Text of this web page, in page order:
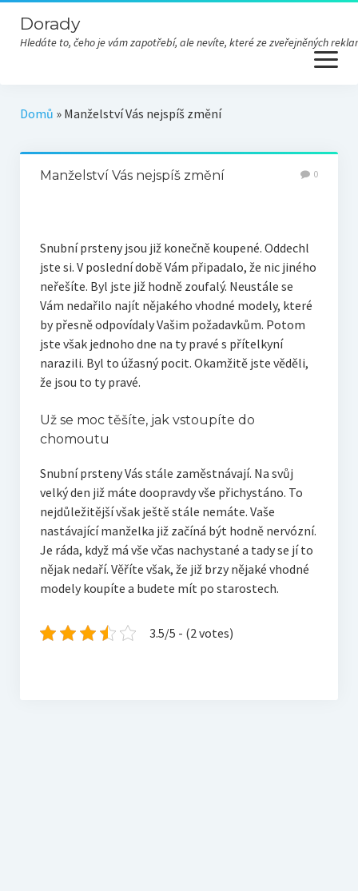
Dorady
Hledáte to, čeho je vám zapotřebí, ale nevíte, které ze zveřejněných
open
menu
Domů » Manželství Vás nejspíš změní
Manželství Vás nejspíš změní 0
Snubní prstenyjsou již konečně koupené. Oddechl
jste si. V poslední době Vám připadalo, že nic jiného
neřešíte. Byl jste již hodně zoufalý. Neustále se
Vám nedařilo najít nějakého vhodné modely, které
by přesně odpovídaly Vašim požadavkům. Potom
jste však jednoho dne na ty pravé s přítelkyní
narazili. Byl to úžasný pocit. Okamžitě jste věděli,
že jsou to ty pravé.
Už se moc těšíte, jak vstoupíte do
chomoutu
Snubní prsteny Vás stále zaměstnávají. Na svůj
velký den již máte doopravdy vše přichystáno. To
nejdůležitější však ještě stále nemáte. Vaše
nastávající manželka již začíná být hodně nervózní.
Je ráda, když má vše včas nachystané a tady se jí to
nějak nedaří. Věříte však, že již brzy nějaké vhodné
modely koupíte a budete mít po starostech.
3.5/5 - (2 votes)